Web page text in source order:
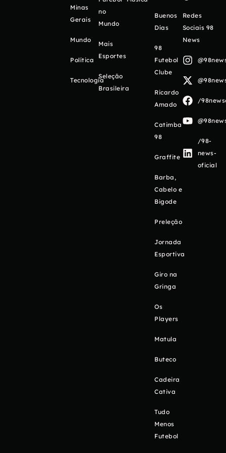
Minas
Gerais
Mundo
Política
Tecnologia
no
Mundo
Mais
Esportes
Seleção
Brasileira
Buenos
Días
98
Futebol
Clube
Ricardo
Amado
Catimba
98
Graffite
Barba,
Cabelo e
Bigode
Preleção
Jornada
Esportiva
Giro na
Gringa
Os
Players
Matula
Buteco
Cadeira
Cativa
Tudo
Menos
Futebol
Redes
Sociais 98
News
/
/98-
news-
oficial